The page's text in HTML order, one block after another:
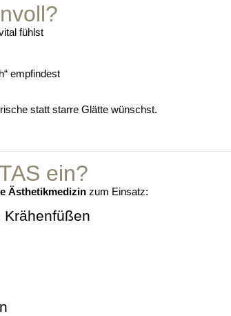
fühlst
empfindest
statt starre Glätte wünschst.
ein?
Ästhetikmedizin zum Einsatz: